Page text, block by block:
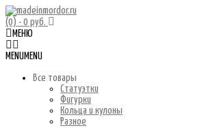
(0) - 0 руб.
МЕНЮ
MENU MENU
Все товары
Статуэтки
Фигурки
Кольца и кулоны
Разное